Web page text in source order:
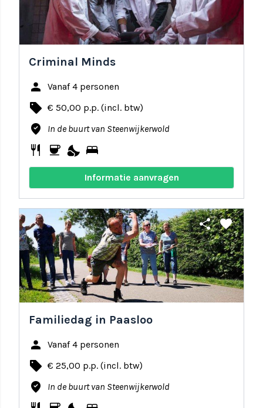
Criminal Minds
person Vanaf 4 personen
local_offer € 50,00 p.p. (incl. btw)
where_to_vote In de buurt van Steenwijkerwold
restaurant coffee nights_stay bed
Informatie aanvragen
share favorite
Familiedag in Paasloo
person Vanaf 4 personen
local_offer € 25,00 p.p. (incl. btw)
where_to_vote In de buurt van Steenwijkerwold